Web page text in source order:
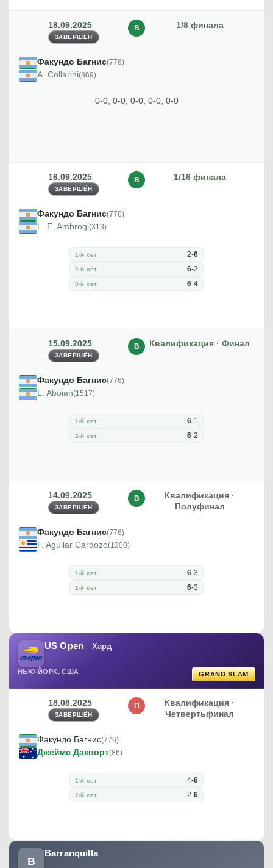
18.09.2025
ЗАВЕРШЁН
1/8 финала
В
Факундо Багнис(776)
A. Collarini(369)
0-0, 0-0, 0-0, 0-0, 0-0
16.09.2025
ЗАВЕРШЁН
1/16 финала
В
Факундо Багнис(776)
L. E. Ambrogi(313)
1-й сет 2-6
2-й сет 6-2
3-й сет 6-4
15.09.2025
ЗАВЕРШЁН
Квалификация · Финал
В
Факундо Багнис(776)
L. Aboian(1517)
1-й сет 6-1
2-й сет 6-2
14.09.2025
ЗАВЕРШЁН
Квалификация ·
Полуфинал
В
Факундо Багнис(776)
F. Aguilar Cardozo(1200)
1-й сет 6-3
2-й сет 6-3
US Open Хард
НЬЮ-ЙОРК, США GRAND SLAM
18.08.2025
ЗАВЕРШЁН
Квалификация ·
Четвертьфинал
П
Факундо Багнис(776)
Джеймс Дакворт(86)
1-й сет 4-6
2-й сет 2-6
B
Barranquilla